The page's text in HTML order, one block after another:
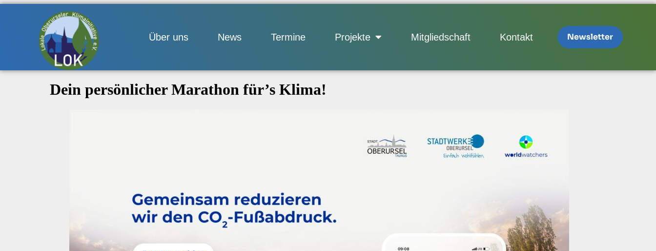
Über uns News Termine Projekte Mitgliedschaft Kontakt Newsletter
Dein persönlicher Marathon für’s Klima!